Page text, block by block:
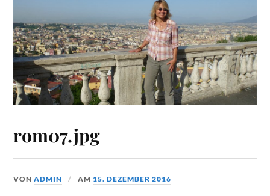
rom07.jpg
VONADMIN AM 15. DEZEMBER 2016